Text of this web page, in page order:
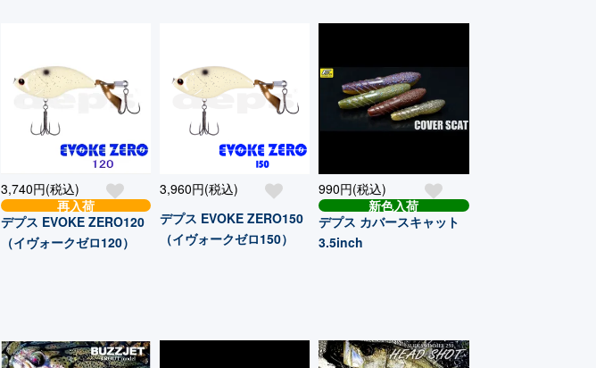
3,740円(税込)
再入荷
デプス EVOKE ZERO120
（イヴォークゼロ120）
3,960円(税込)
デプス EVOKE ZERO150
（イヴォークゼロ150）
990円(税込)
新色入荷
デプス カバースキャット
3.5inch